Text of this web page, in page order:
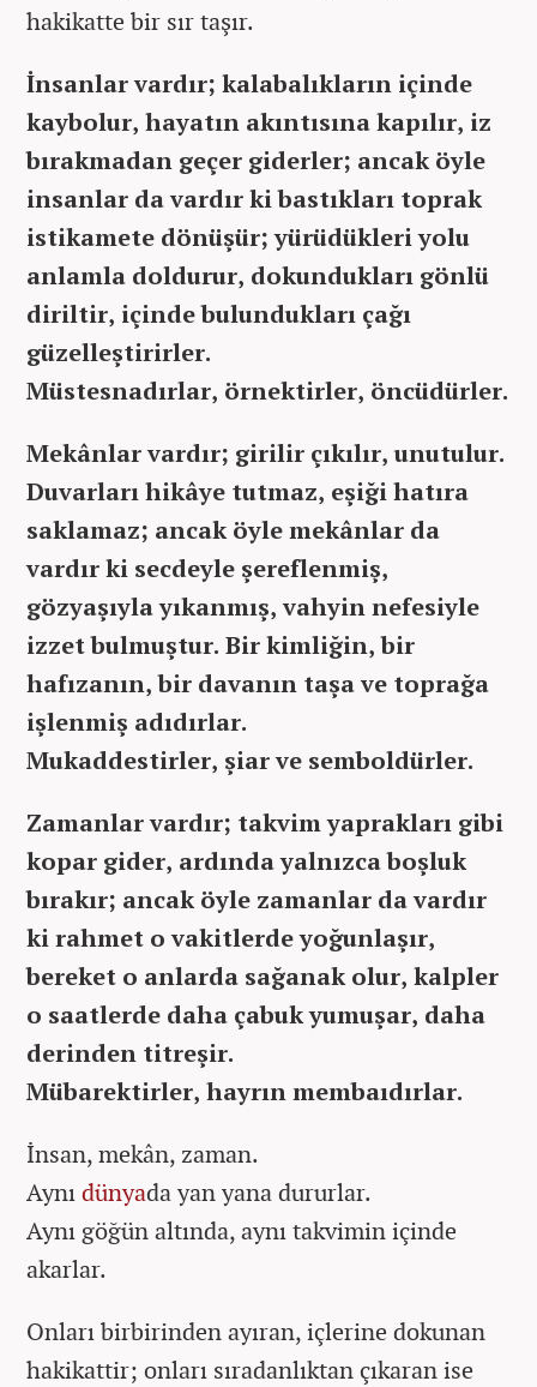
hakikatte bir sır taşır.
İnsanlar vardır; kalabalıkların içinde
kaybolur, hayatın akıntısına kapılır, iz
bırakmadan geçer giderler; ancak öyle
insanlar da vardır ki bastıkları toprak
istikamete dönüşür; yürüdükleri yolu
anlamla doldurur, dokundukları gönlü
diriltir, içinde bulundukları çağı
güzelleştirirler.
Müstesnadırlar, örnektirler, öncüdürler.
Mekânlar vardır; girilir çıkılır, unutulur.
Duvarları hikâye tutmaz, eşiği hatıra
saklamaz; ancak öyle mekânlar da
vardır ki secdeyle şereflenmiş,
gözyaşıyla yıkanmış, vahyin nefesiyle
izzet bulmuştur. Bir kimliğin, bir
hafızanın, bir davanın taşa ve toprağa
işlenmiş adıdırlar.
Mukaddestirler, şiar ve semboldürler.
Zamanlar vardır; takvim yaprakları gibi
kopar gider, ardında yalnızca boşluk
bırakır; ancak öyle zamanlar da vardır
ki rahmet o vakitlerde yoğunlaşır,
bereket o anlarda sağanak olur, kalpler
o saatlerde daha çabuk yumuşar, daha
derinden titreşir.
Mübarektirler, hayrın membaıdırlar.
İnsan, mekân, zaman.
Aynıdünyada yan yana dururlar.
Aynı göğün altında, aynı takvimin içinde
akarlar.
Onları birbirinden ayıran, içlerine dokunan
hakikattir; onları sıradanlıktan çıkaran ise